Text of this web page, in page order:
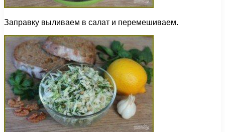
Заправку выливаем в салат и перемешиваем.